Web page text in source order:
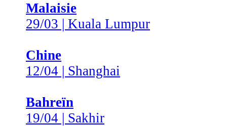
Malaisie
29/03 | Kuala Lumpur
Chine
12/04 | Shanghai
Bahreïn
19/04 | Sakhir